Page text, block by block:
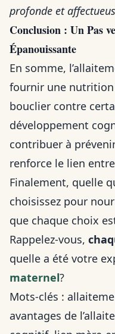
profonde et
Conclusion : Un Pas
Épanouissante
En somme,
fournir une
bouclier contre
développement
contribuer à
renforce le lien
Finalement, quelle
choisissez pour
que chaque choix
Rappelez-vous,
quelle a été votre
maternel?
Mots-clés :
avantages de